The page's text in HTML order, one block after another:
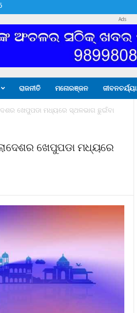
Ads
ରାଜନୀତି ମନୋରଞ୍ଜନ ଜୀବନଚର୍ଯ୍ୟା
ଖେପୁପଡା ମଧ୍ୟରେ ସ୍ଥଳଭାଗ ଛୁଇଁବା
ଖେପୁପଡା ମଧ୍ୟରେ